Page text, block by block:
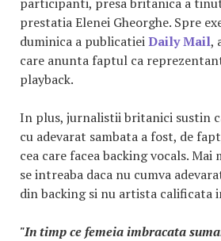
prestatia Elenei Gheorghe. Spre
duminica a publicatieiDaily Mail,
care anunta faptul ca
playback.
In plus, jurnalistii britanici sustin
cu adevarat sambata a fost, de
cea care facea backing vocals.
se intreaba daca nu cumva
din backing si nu artista calificata
"In timp ce femeia imbracata